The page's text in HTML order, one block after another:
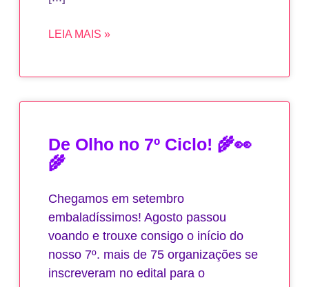
LEIA MAIS »
De Olho no 7º Ciclo! 🌾👀
🌾
Chegamos em setembro
embaladíssimos! Agosto passou
voando e trouxe consigo o início do
nosso 7º. mais de 75 organizações se
inscreveram no edital para o